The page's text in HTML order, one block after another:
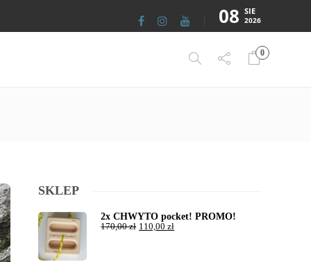
08 SIE
2026
0
SKLEP
2x CHWYTO pocket! PROMO!
170,00zł 110,00zł